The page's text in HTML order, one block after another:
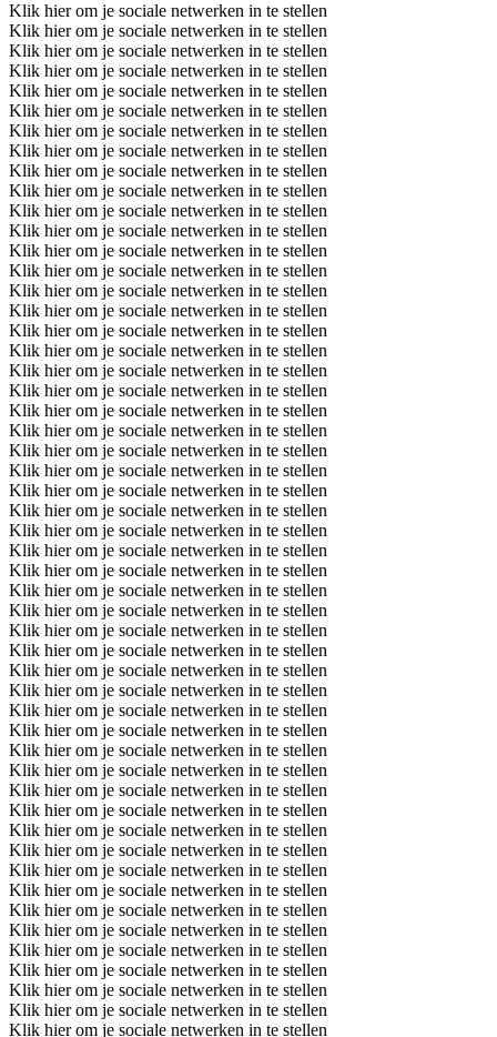
Klik hier om je sociale netwerken in te stellen
Klik hier om je sociale netwerken in te stellen
Klik hier om je sociale netwerken in te stellen
Klik hier om je sociale netwerken in te stellen
Klik hier om je sociale netwerken in te stellen
Klik hier om je sociale netwerken in te stellen
Klik hier om je sociale netwerken in te stellen
Klik hier om je sociale netwerken in te stellen
Klik hier om je sociale netwerken in te stellen
Klik hier om je sociale netwerken in te stellen
Klik hier om je sociale netwerken in te stellen
Klik hier om je sociale netwerken in te stellen
Klik hier om je sociale netwerken in te stellen
Klik hier om je sociale netwerken in te stellen
Klik hier om je sociale netwerken in te stellen
Klik hier om je sociale netwerken in te stellen
Klik hier om je sociale netwerken in te stellen
Klik hier om je sociale netwerken in te stellen
Klik hier om je sociale netwerken in te stellen
Klik hier om je sociale netwerken in te stellen
Klik hier om je sociale netwerken in te stellen
Klik hier om je sociale netwerken in te stellen
Klik hier om je sociale netwerken in te stellen
Klik hier om je sociale netwerken in te stellen
Klik hier om je sociale netwerken in te stellen
Klik hier om je sociale netwerken in te stellen
Klik hier om je sociale netwerken in te stellen
Klik hier om je sociale netwerken in te stellen
Klik hier om je sociale netwerken in te stellen
Klik hier om je sociale netwerken in te stellen
Klik hier om je sociale netwerken in te stellen
Klik hier om je sociale netwerken in te stellen
Klik hier om je sociale netwerken in te stellen
Klik hier om je sociale netwerken in te stellen
Klik hier om je sociale netwerken in te stellen
Klik hier om je sociale netwerken in te stellen
Klik hier om je sociale netwerken in te stellen
Klik hier om je sociale netwerken in te stellen
Klik hier om je sociale netwerken in te stellen
Klik hier om je sociale netwerken in te stellen
Klik hier om je sociale netwerken in te stellen
Klik hier om je sociale netwerken in te stellen
Klik hier om je sociale netwerken in te stellen
Klik hier om je sociale netwerken in te stellen
Klik hier om je sociale netwerken in te stellen
Klik hier om je sociale netwerken in te stellen
Klik hier om je sociale netwerken in te stellen
Klik hier om je sociale netwerken in te stellen
Klik hier om je sociale netwerken in te stellen
Klik hier om je sociale netwerken in te stellen
Klik hier om je sociale netwerken in te stellen
Klik hier om je sociale netwerken in te stellen